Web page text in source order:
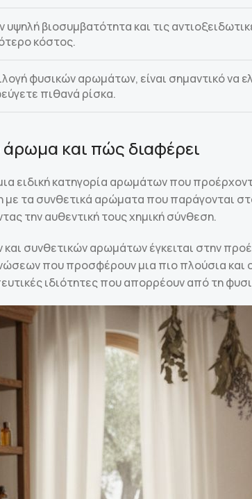
υψηλή βιοσυμβατότητα και τις
κόστος.
φυσικών αρωμάτων, είναι σημαντικό να
πιθανά ρίσκα.
άρωμα και πώς διαφέρει
ειδική κατηγορία αρωμάτων που
με τα συνθετικά αρώματα που παράγονται
την αυθεντική τους χημική σύνθεση.
συνθετικών αρωμάτων έγκειται στην
που προσφέρουν μια πιο πλούσια
ιδιότητες που απορρέουν από τη